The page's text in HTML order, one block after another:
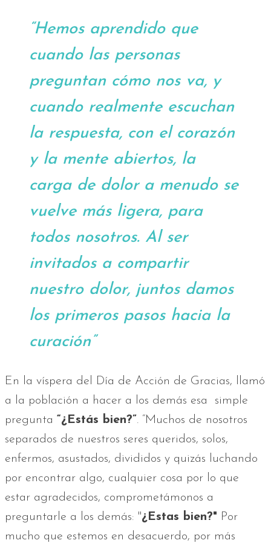
“Hemos aprendido que
cuando las personas
preguntan cómo nos va, y
cuando realmente escuchan
la respuesta, con el corazón
y la mente abiertos, la
carga de dolor a menudo se
vuelve más ligera, para
todos nosotros. Al ser
invitados a compartir
nuestro dolor, juntos damos
los primeros pasos hacia la
curación”
En la víspera del Día de Acción de Gracias, llamó
a la población a hacer a los demás esa simple
pregunta “¿Estás bien?”. “Muchos de nosotros
separados de nuestros seres queridos, solos,
enfermos, asustados, divididos y quizás luchando
por encontrar algo, cualquier cosa por lo que
estar agradecidos, comprometámonos a
preguntarle a los demás: "¿Estas bien?" Por
mucho que estemos en desacuerdo, por más